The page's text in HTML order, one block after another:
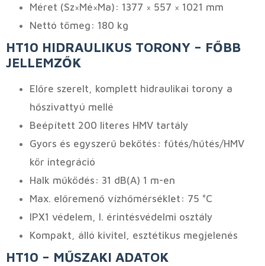
Méret (Sz×Mé×Ma): 1377 × 557 × 1021 mm
Nettó tömeg: 180 kg
HT10 HIDRAULIKUS TORONY – FŐBB
JELLEMZŐK
Előre szerelt, komplett hidraulikai torony a
hőszivattyú mellé
Beépített 200 literes HMV tartály
Gyors és egyszerű bekötés: fűtés/hűtés/HMV
kör integráció
Halk működés: 31 dB(A) 1 m-en
Max. előremenő vízhőmérséklet: 75 °C
IPX1 védelem, I. érintésvédelmi osztály
Kompakt, álló kivitel, esztétikus megjelenés
HT10 – MŰSZAKI ADATOK